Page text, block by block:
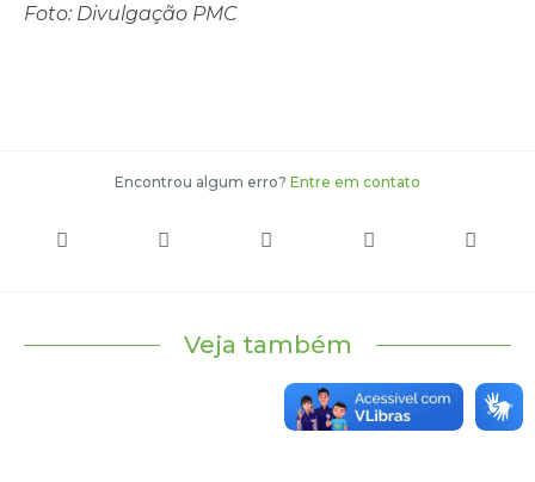
Foto: Divulgação PMC
Encontrou algum erro? Entre em contato
Veja também